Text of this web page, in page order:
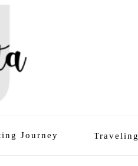
Journey Traveling